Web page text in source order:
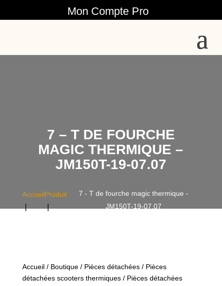
Mon Compte Pro
7 – T DE FOURCHE
MAGIC THERMIQUE –
JM150T-19-07.07
AccueilProduit
7 - T de fourche magic thermique -
JM150T-19-07.07
Accueil/ Boutique/ Pièces détachées/ Pièces
détachées scooters thermiques/ Pièces détachées